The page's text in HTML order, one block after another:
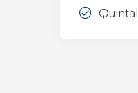
Quintal